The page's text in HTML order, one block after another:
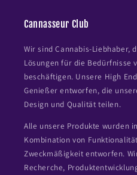
Cannasseur Club
Wir sind Cannabis-Liebhaber,
Lösungen für die Bedürfnisse
beschäftigen. Unsere High
Genießer entworfen, die
Design und Qualität teilen.
Alle unsere Produkte wurden
Kombination von
Zweckmäßigkeit entworfen.
Recherche,